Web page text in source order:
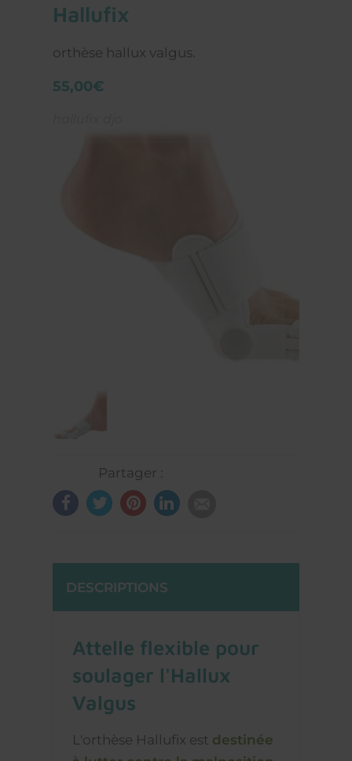
hallufix
orthèse hallux valgus.
55,00€
Partager :
DESCRIPTIONS
Attelle flexible pour
soulager l'Hallux
Valgus
L'orthèse Hallufix est destinée